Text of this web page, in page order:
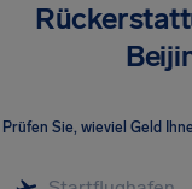
Prüfen Sie, wieviel Geld